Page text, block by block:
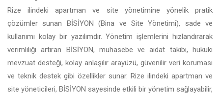
Rize ilindeki apartman ve site yönetimine yönelik pratik
çözümler sunan BİSİYON (Bina ve Site Yönetimi), sade ve
kullanımı kolay bir yazılımdır. Yönetim işlemlerini hızlandırarak
verimliliği artıran BİSİYON, muhasebe ve aidat takibi, hukuki
mevzuat desteği, kolay anlaşılır arayüzü, güvenilir veri koruması
ve teknik destek gibi özellikler sunar. Rize ilindeki apartman ve
site yöneticileri, BİSİYON sayesinde etkili bir yönetim sağlayabilir,